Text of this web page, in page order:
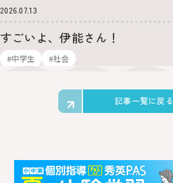
2026.07.13
すごいよ、伊能さん！
#中学生 #社会
記事一覧に戻る